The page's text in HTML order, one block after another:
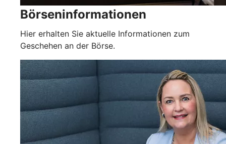
Börseninformationen
Hier erhalten Sie aktuelle Informationen zum
Geschehen an der Börse.